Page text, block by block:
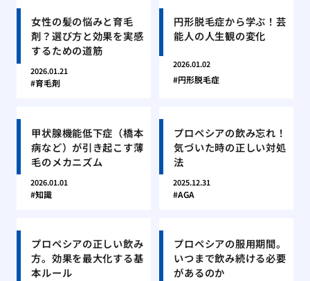
女性の髪の悩みと育毛
剤？選び方と効果を実感
するための道筋
2026.01.21
育毛剤
円形脱毛症から学ぶ！芸
能人の人生観の変化
2026.01.02
円形脱毛症
甲状腺機能低下症（橋本
病など）が引き起こす薄
毛のメカニズム
2026.01.01
知識
プロペシアの飲み忘れ！
気づいた時の正しい対処
法
2025.12.31
AGA
プロペシアの正しい飲み
方。効果を最大化する基
本ルール
プロペシアの服用期間。
いつまで飲み続ける必要
があるのか